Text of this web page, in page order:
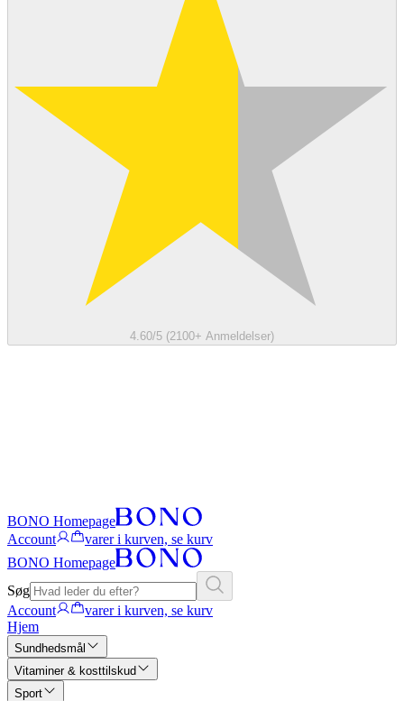
4.60/5 (2100+ Anmeldelser)
BONO Homepage
Account
varer i kurven, se kurv
BONO Homepage
Søg
Account
varer i kurven, se kurv
Hjem
Sundhedsmål
Vitaminer & kosttilskud
Sport